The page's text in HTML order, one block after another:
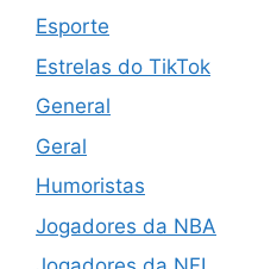
Esporte
Estrelas do TikTok
General
Geral
Humoristas
Jogadores da NBA